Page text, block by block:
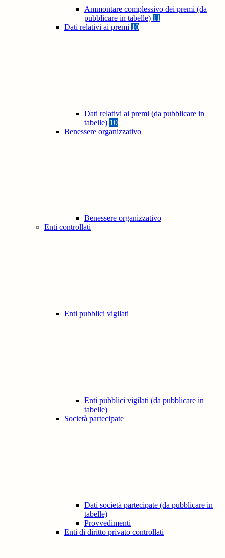
Ammontare complessivo dei premi (da
pubblicare in tabelle) 11
Dati relativi ai premi 10
Dati relativi ai premi (da pubblicare in
tabelle) 10
Benessere organizzativo
Benessere organizzativo
Enti controllati
Enti pubblici vigilati
Enti pubblici vigilati (da pubblicare in
tabelle)
Società partecipate
Dati società partecipate (da pubblicare in
tabelle)
Provvedimenti
Enti di diritto privato controllati